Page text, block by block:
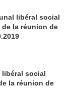
libéral social
de la réunion de
social
la réunion de